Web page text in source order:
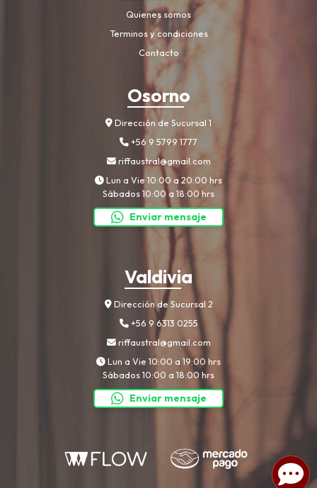
Quienes somos
Terminos y condiciones
Contacto
Osorno
Dirección de Sucursal 1
+56 9 5799 1777
riffaustral@gmail.com
Lun a Vie 10:00 a 20:00 hrs
Sábados 10:00 a 18:00 hrs
Enviar mensaje
Valdivia
Dirección de Sucursal 2
+56 9 6313 0255
riffaustral@gmail.com
Lun a Vie 10:00 a 19:00 hrs
Sábados 10:00 a 18:00 hrs
Enviar mensaje